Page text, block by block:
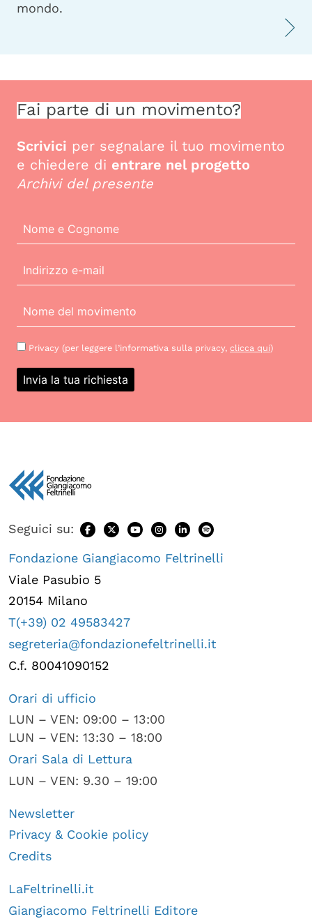
mondo.
Fai parte di un movimento?
Scrivici per segnalare il tuo movimento
e chiedere di entrare nel progetto
Archivi del presente
Privacy (per leggere l’informativa sulla privacy, clicca qui)
Seguici su:
Fondazione Giangiacomo Feltrinelli
Viale Pasubio 5
20154 Milano
T(+39) 02 49583427
segreteria@fondazionefeltrinelli.it
C.f. 80041090152
Orari di ufficio
LUN – VEN: 09:00 – 13:00
LUN – VEN: 13:30 – 18:00
Orari Sala di Lettura
LUN – VEN: 9.30 – 19:00
Newsletter
Privacy & Cookie policy
Credits
LaFeltrinelli.it
Giangiacomo Feltrinelli Editore